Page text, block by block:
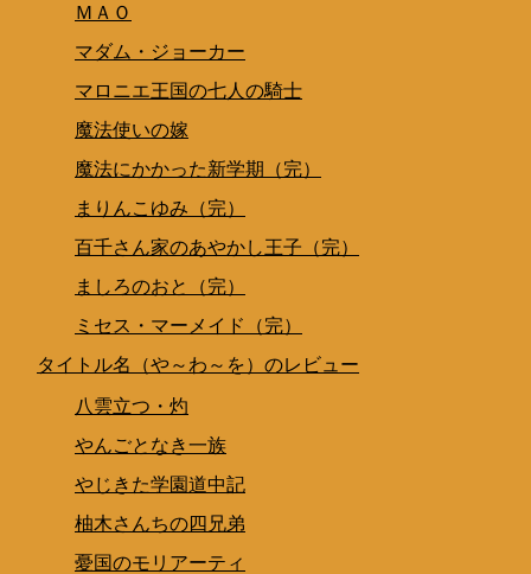
ＭＡＯ
マダム・ジョーカー
マロニエ王国の七人の騎士
魔法使いの嫁
魔法にかかった新学期（完）
まりんこゆみ（完）
百千さん家のあやかし王子（完）
ましろのおと（完）
ミセス・マーメイド（完）
タイトル名（や～わ～を）のレビュー
八雲立つ・灼
やんごとなき一族
やじきた学園道中記
柚木さんちの四兄弟
憂国のモリアーティ